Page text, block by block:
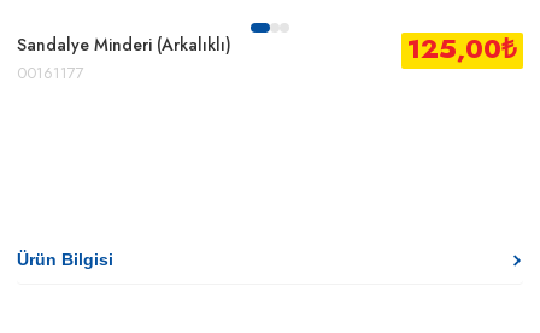
Sandalye Minderi (Arkalıklı)
00161177
125,00₺
Ürün Bilgisi